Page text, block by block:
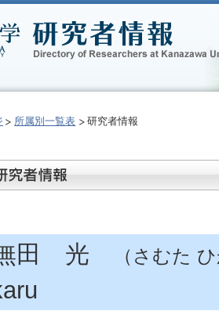
所属別一覧表 研究者情報
田 光 （さむた